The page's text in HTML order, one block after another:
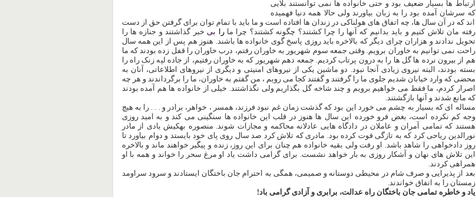
ارتباط ها بسیار ضعیف بود و حتی خانواده ها نمی توانستند بلایی
که سرشان آمده بود را به زبان بیاورند ولی حالا همه دنیا فهمیده
اند که در آن سال ها، چه اتفاق های هولناکی در زندان ها افتاده است و ما باید با تمام توان برای گرفتن حق از دست
رفته مان تلاش کنیم و باید بدانیم که آنها را چرا کشتند؟ چگونه کشتند؟ چرا مارا بیخبر گذاشتند و جنازه ها را
تحویل ندادند و هزاران چرای دیگر که بالاخره باید روزی پاسخ گوی خانواده ها باشند. هنوز هم پس از این همه سال
راحت نمی توانیم به خاوران برویم. وقتی جمعه سوم شهریور به خاوران رفتم، درب خاوران را قفل زده بودند که ما
هم از بیرون نرده ها گل ها را به درون پرتاب کردیم. جمعه دهم شهریور که به خاوران رفتیم، از جاده لپه زنک راه را
بسته بودند، البته نیروی زیادی آنجا نبود. دو ماشین یکی از نیروهای امنیتی و دیگری از نیروهای اطلاعاتی، آنان به
محضی که وارد خیابان شدیم جلوی ما را گرفتند و گفتند کجا می رویم ، من گفتم به خاوران، ما را برگرداندند و هر چه
اصرار کردم، ما فقط می خواهیم برویم و چند شاخه گل بگذاریم ولی نگذاشتند. خیلی از خانواده ها هم آمده بودند
که مانع شدند و آنها بازگشتند.
مساله ای که بسیار به چشم می خورد این بود که گذشت زمان غم نبود فرزند، همسر ، خواهر، برادر و . . . را به هیچ
وجه کم نکرده است، بغض فرو خورده این سال ها هنوز در قلب این خانواده ها سنگینی می کند و به امید روزی
هستند که تمامی آمران و عاملان در دادگاه هایی عادلانه محاکمه و مجازات شوند. منصوره بهکیش یادی از مادر
نورالدین ریاحی کرد که به تازگی فوت کرده بود. مادری که تلاش کرد صد سال روی پای خود بایستد و دوام بیاورد تا
روز دادخواهی را شاهد باشد. او رفت ولی بقیه خانواده هم چنان برای این روز، زنده و پیگیر خواهند ماند و بالاخره
این تلاش های نهان و آشکار روزی به بار خواهد نشست. برای گرامی داشت یاد او مرغ سحر را خواند و همه با او
همراهی کردند.
بعد از پذیرایی و صرف شام در محیطی دوستانه و صمیمی، همگی به احترام جان باختگان ایستادند و سرود سراومد
زمستان را به اتفاق خواندند.
یاد و خاطره تمامی جان باختگان راه عدالت، برابری و آزادی گرامی باد!